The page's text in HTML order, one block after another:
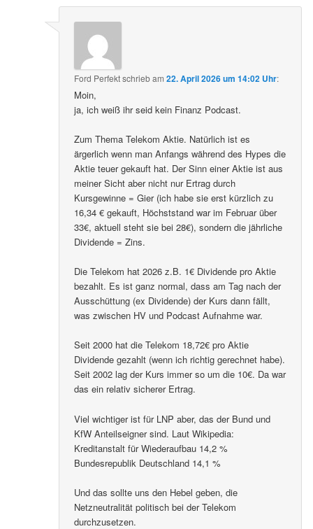
Ford Perfektschriebam22. April 2026 um 14:02 Uhr:
Moin,
ja, ich weiß ihr seid kein Finanz Podcast.
Zum Thema Telekom Aktie. Natürlich ist es
ärgerlich wenn man Anfangs während des Hypes die
Aktie teuer gekauft hat. Der Sinn einer Aktie ist aus
meiner Sicht aber nicht nur Ertrag durch
Kursgewinne = Gier (ich habe sie erst kürzlich zu
16,34 € gekauft, Höchststand war im Februar über
33€, aktuell steht sie bei 28€), sondern die jährliche
Dividende = Zins.
Die Telekom hat 2026 z.B. 1€ Dividende pro Aktie
bezahlt. Es ist ganz normal, dass am Tag nach der
Ausschüttung (ex Dividende) der Kurs dann fällt,
was zwischen HV und Podcast Aufnahme war.
Seit 2000 hat die Telekom 18,72€ pro Aktie
Dividende gezahlt (wenn ich richtig gerechnet habe).
Seit 2002 lag der Kurs immer so um die 10€. Da war
das ein relativ sicherer Ertrag.
Viel wichtiger ist für LNP aber, das der Bund und
KfW Anteilseigner sind. Laut Wikipedia:
Kreditanstalt für Wiederaufbau 14,2 %
Bundesrepublik Deutschland 14,1 %
Und das sollte uns den Hebel geben, die
Netzneutralität politisch bei der Telekom
durchzusetzen.